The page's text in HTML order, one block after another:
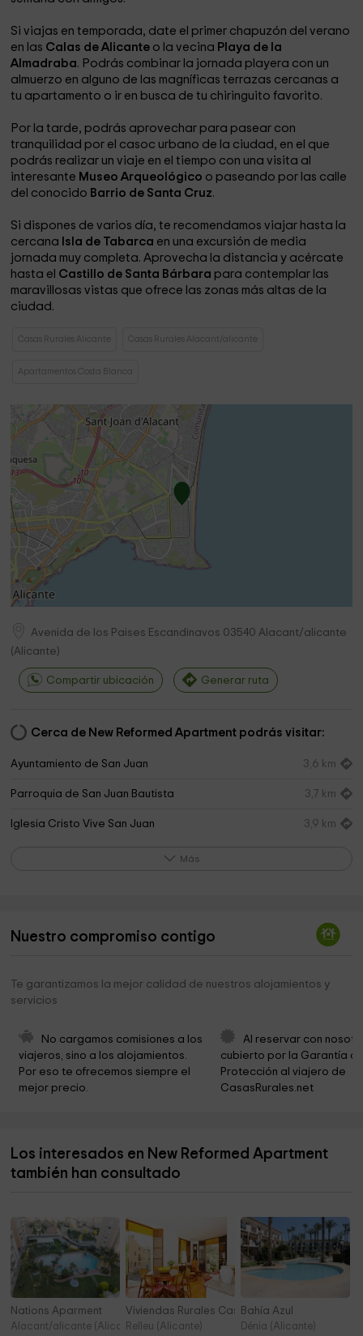
Si viajas en temporada, date el primer chapuzón del verano
en las Calas de Alicante o la vecina Playa de la
Almadraba. Podrás combinar la jornada playera con un
almuerzo en alguno de las magníficas terrazas cercanas a
tu apartamento o ir en busca de tu chiringuito favorito.
Por la tarde, podrás aprovechar para pasear con
tranquilidad por el casoc urbano de la ciudad, en el que
podrás realizar un viaje en el tiempo con una visita al
interesante Museo Arqueológico o paseando por las calle
del conocido Barrio de Santa Cruz.
Si dispones de varios día, te recomendamos viajar hasta la
cercana Isla de Tabarca en una excursión de media
jornada muy completa. Aprovecha la distancia y acércate
hasta el Castillo de Santa Bárbara para contemplar las
maravillosas vistas que ofrece las zonas más altas de la
ciudad.
Casas Rurales Alicante Casas Rurales Alacant/alicante
Apartamentos Costa Blanca
Avenida de los Paises Escandinavos 03540 Alacant/alicante
(Alicante)
Compartir ubicación Generar ruta
Cerca de New Reformed Apartment podrás visitar:
Ayuntamiento de San Juan 3,6 km
Parroquia de San Juan Bautista 3,7 km
Iglesia Cristo Vive San Juan 3,9 km
Ayuntamiento de Mutxamel 5,3 km
Ermita De Sant Antoni
Ayuntamiento De Mutxamel-Oficina Municipal De
Atención Al Ciudadano
5,5 km
Iglesia Cristo Vive
Más
Nuestro compromiso contigo
Te garantizamos la mejor calidad de nuestros alojamientos y
servicios
No cargamos comisiones a los
viajeros, sino a los alojamientos.
Por eso te ofrecemos siempre el
mejor precio.
Al reservar con
cubierto por la Garantía
Protección al viajero de
CasasRurales.net
Los interesados en New Reformed Apartment
también han consultado
Nations Aparment
Alacant/alicante (Alicante)
Viviendas Rurales Casa Escrivá
Relleu (Alicante)
Bahía Azul
Dénia (Alicante)